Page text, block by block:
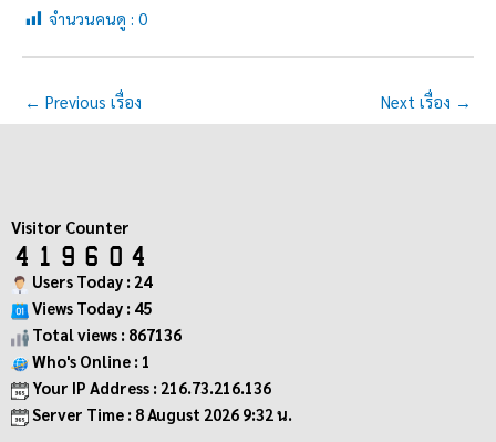
จำนวนคนดู : 0
← Previous เรื่อง Next เรื่อง →
Visitor Counter
Users Today : 24
Views Today : 45
Total views : 867136
Who's Online : 1
Your IP Address : 216.73.216.136
Server Time : 8 August 2026 9:32 น.